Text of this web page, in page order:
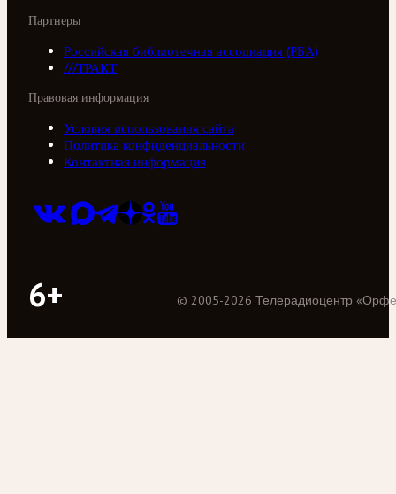
Партнеры
Российская библиотечная ассоциация (РБА)
///ТРАКТ
Правовая информация
Условия использования сайта
Политика конфиденциальности
Контактная информация
6+ © 2005-2026 Телерадиоцентр